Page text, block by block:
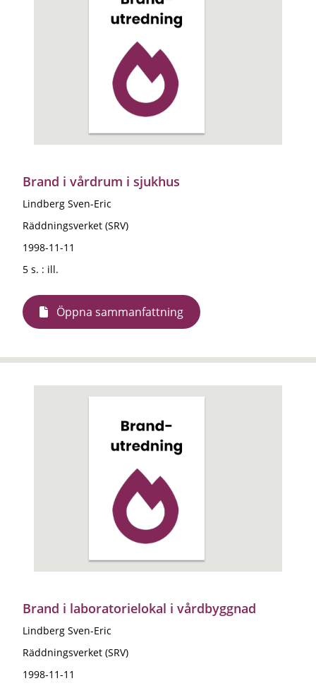
Brand i vårdrum i sjukhus
Lindberg Sven-Eric
Räddningsverket (SRV)
1998-11-11
5 s. : ill.
Öppna sammanfattning
Brand i laboratorielokal i vårdbyggnad
Lindberg Sven-Eric
Räddningsverket (SRV)
1998-11-11